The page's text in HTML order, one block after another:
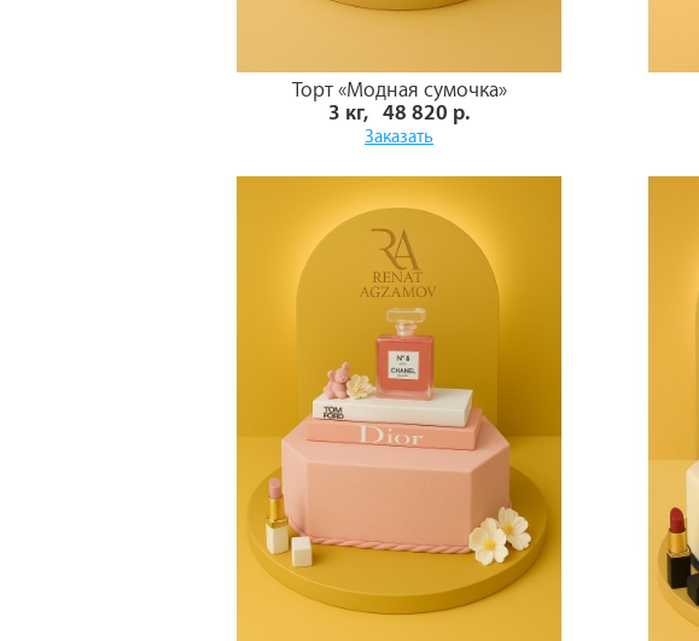
Торт «Модная сумочка»
3 кг, 48 820 р.
Заказать